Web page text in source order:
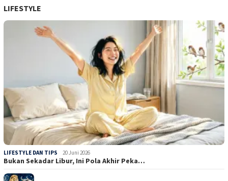
LIFESTYLE
LIFESTYLE DAN TIPS 20 Juni 2026
Bukan Sekadar Libur, Ini Pola Akhir Peka…